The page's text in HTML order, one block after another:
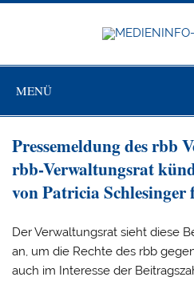
Zum
MENÜ
Pressemeldung des rbb
rbb-Verwaltungsrat
von Patricia Schlesinger
Der Verwaltungsrat sieht diese
an, um die Rechte des rbb
auch im Interesse der